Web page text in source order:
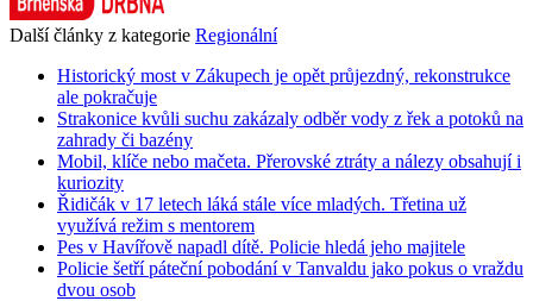
Další články z kategorie Regionální
Historický most v Zákupech je opět průjezdný, rekonstrukce
ale pokračuje
Strakonice kvůli suchu zakázaly odběr vody z řek a potoků na
zahrady či bazény
Mobil, klíče nebo mačeta. Přerovské ztráty a nálezy obsahují i
kuriozity
Řidičák v 17 letech láká stále více mladých. Třetina už
využívá režim s mentorem
Pes v Havířově napadl dítě. Policie hledá jeho majitele
Policie šetří páteční pobodání v Tanvaldu jako pokus o vraždu
dvou osob